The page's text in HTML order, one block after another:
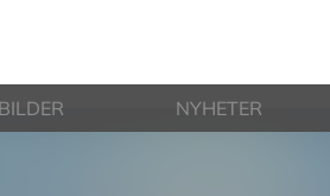
BILDER NYHETER